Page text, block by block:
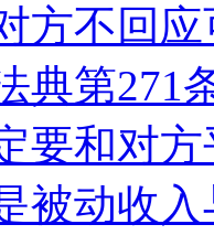
方不回
典第271
要和对
被动收